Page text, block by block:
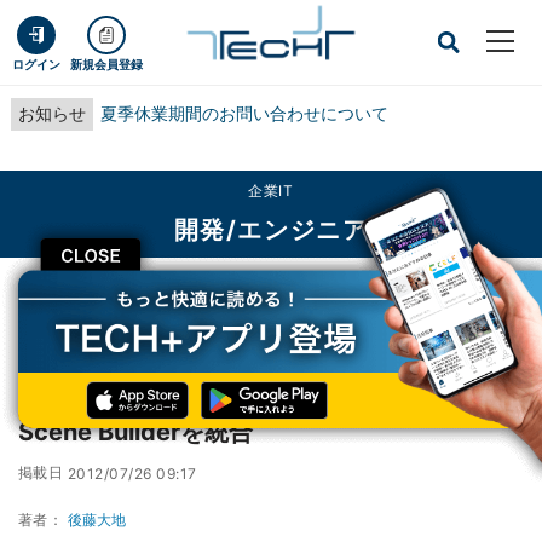
ログイン 新規会員登録
お知らせ 夏季休業期間のお問い合わせについて
CLOSE
企業IT
開発/エンジニア
TECH+ 企業IT
開発/エンジニア
NetBeans IDE 7.2公開 - FindbugやJavaFX Scene Builderを統合
NetBeans IDE 7.2公開 - FindbugやJavaFX
Scene Builderを統合
掲載日 2012/07/26 09:17
著者： 後藤大地